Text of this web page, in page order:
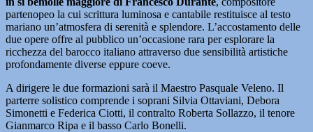
partenopeo la cui scrittura luminosa e cantabile restituisce al testo
mariano un’atmosfera di serenità e splendore. L’accostamento delle
due opere offre al pubblico un’occasione rara per esplorare la
ricchezza del barocco italiano attraverso due sensibilità artistiche
profondamente diverse eppure coeve.
A dirigere le due formazioni sarà il Maestro Pasquale Veleno. Il
parterre solistico comprende i soprani Silvia Ottaviani, Debora
Simonetti e Federica Ciotti, il contralto Roberta Sollazzo, il tenore
Gianmarco Ripa e il basso Carlo Bonelli.